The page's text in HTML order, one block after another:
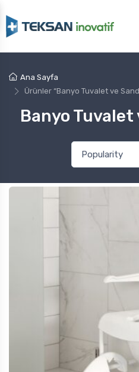
Ana Sayfa
Ürünler “Banyo Tuvalet ve
Banyo Tuvalet